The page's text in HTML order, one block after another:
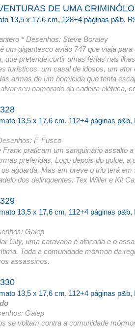
DE UMA
13,5 x 17,6 cm, 128+4 páginas p&b,
* Desenhos: Steve Boraley
um gigantesco avião 747 que viaja
que pretende curtir umas férias nas
turísticos, um casal de idosos, um
armas de um homicida que tenta
seu namorado da cadeira elétrica,
13,5 x 17,6 cm, 112+4 páginas p&b,
F. Fusco
Frank praticam um sanguinário assalto
preferidas. Logo depois do golpe, a
aguarda. Mas em breve o trio terá
dos delinquentes: Tex Willer e Kit
13,5 x 17,6 cm, 112+4 páginas p&b,
Galep
City, uma caravana é atacada e o
Toda a comunidade mórmon da
assassinos.
13,5 x 17,6 cm, 112+4 páginas p&b,
Galep
se voltam contra a comunidade